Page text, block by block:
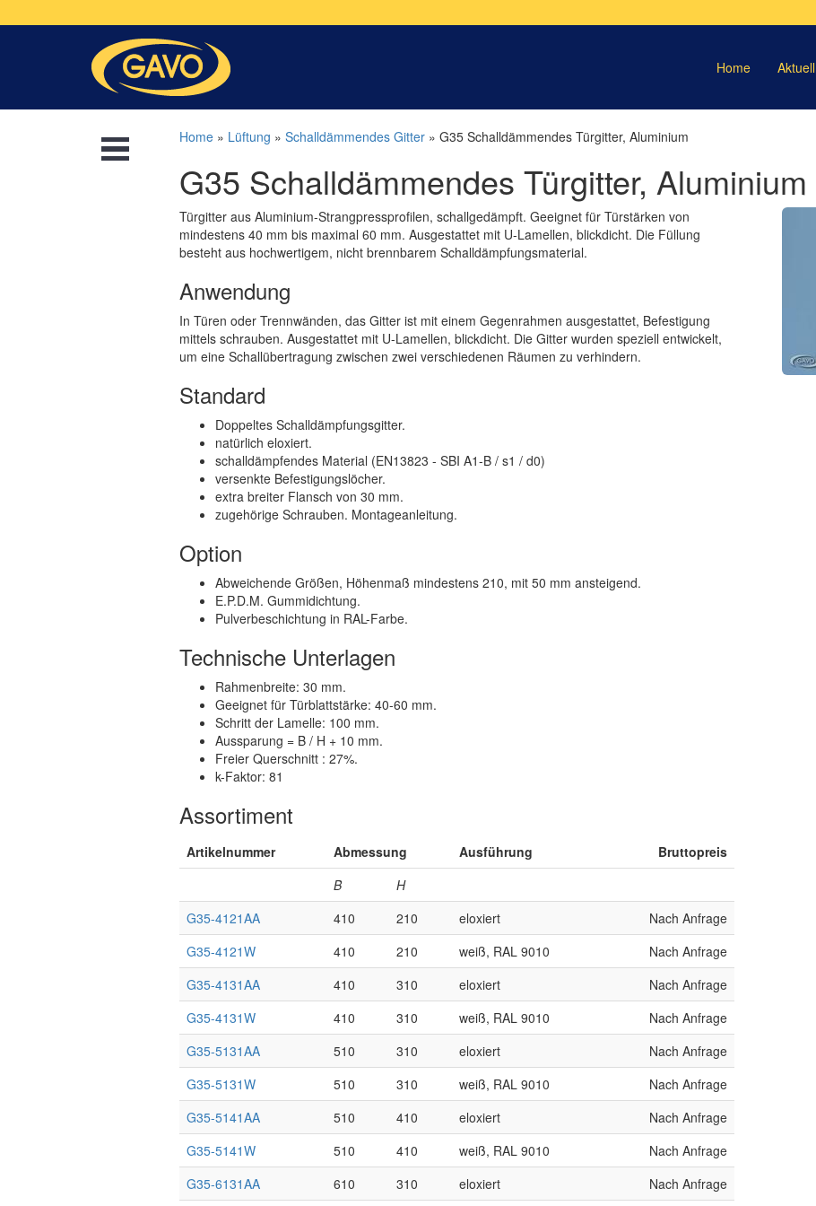
Home Aktuell
Home» Lüftung » Schalldämmendes Gitter» G35 Schalldämmendes Türgitter, Aluminium
G35 Schalldämmendes Türgitter, Aluminium
Türgitter aus Aluminium-Strangpressprofilen, schallgedämpft. Geeignet für Türstärken von
mindestens 40 mm bis maximal 60 mm. Ausgestattet mit U-Lamellen, blickdicht. Die Füllung
besteht aus hochwertigem, nicht brennbarem Schalldämpfungsmaterial.
Anwendung
In Türen oder Trennwänden, das Gitter ist mit einem Gegenrahmen ausgestattet, Befestigung
mittels schrauben. Ausgestattet mit U-Lamellen, blickdicht. Die Gitter wurden speziell entwickelt,
um eine Schallübertragung zwischen zwei verschiedenen Räumen zu verhindern.
Standard
Doppeltes Schalldämpfungsgitter.
natürlich eloxiert.
schalldämpfendes Material (EN13823 - SBI A1-B / s1 / d0)
versenkte Befestigungslöcher.
extra breiter Flansch von 30 mm.
zugehörige Schrauben. Montageanleitung.
Option
Abweichende Größen, Höhenmaß mindestens 210, mit 50 mm ansteigend.
E.P.D.M. Gummidichtung.
Pulverbeschichtung in RAL-Farbe.
Technische Unterlagen
Rahmenbreite: 30 mm.
Geeignet für Türblattstärke: 40-60 mm.
Schritt der Lamelle: 100 mm.
Aussparung = B / H + 10 mm.
Freier Querschnitt : 27%.
k-Faktor: 81
Assortiment
Artikelnummer Abmessung Ausführung
Bruttopreis
B
H
G35-4121AA
410 210 eloxiert
Nach Anfrage
G35-4121W
410 210 weiß, RAL 9010
Nach Anfrage
G35-4131AA
410 310 eloxiert
Nach Anfrage
G35-4131W
410 310 weiß, RAL 9010
Nach Anfrage
G35-5131AA
510 310 eloxiert
Nach Anfrage
G35-5131W
510 310 weiß, RAL 9010
Nach Anfrage
G35-5141AA
510 410 eloxiert
Nach Anfrage
G35-5141W
510 410 weiß, RAL 9010
Nach Anfrage
G35-6131AA
610 310 eloxiert Nach Anfrage